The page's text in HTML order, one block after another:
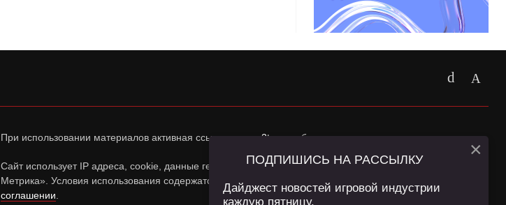
При использовании материалов активная ссылка наapp2top.ruобязательна.
Сайт использует IP адреса, cookie, данные геолокации Пользователей сайта и сервис «Яндекс
Метрика». Условия использования содержатся в
Политике конфиденциальностии
соглашении
ПОДПИШИСЬ НА РАССЫЛКУ
Дайджест новостей игровой индустрии
каждую пятницу.
×